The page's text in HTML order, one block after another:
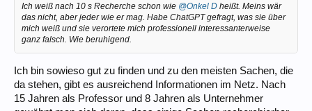
Ich weiß nach 10 s Recherche schon wie @Onkel D heißt. Meins wär
das nicht, aber jeder wie er mag. Habe ChatGPT gefragt, was sie über
mich weiß und sie verortete mich professionell interessanterweise
ganz falsch. Wie beruhigend.
Ich bin sowieso gut zu finden und zu den meisten Sachen, die
da stehen, gibt es ausreichend Informationen im Netz. Nach
15 Jahren als Professor und 8 Jahren als Unternehmer